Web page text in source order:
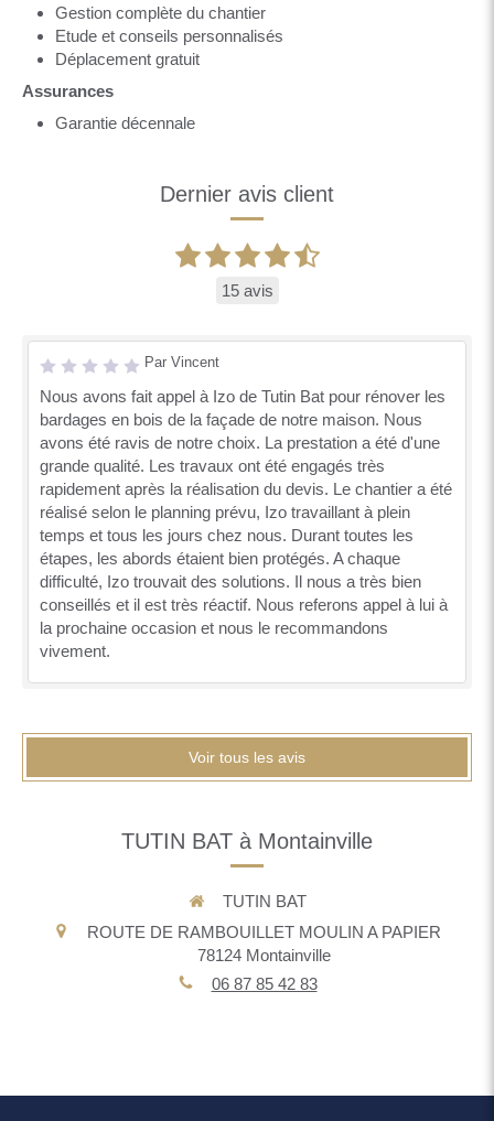
Gestion complète du chantier
Etude et conseils personnalisés
Déplacement gratuit
Assurances
Garantie décennale
Dernier avis client
15 avis
Par Vincent
Nous avons fait appel à Izo de Tutin Bat pour rénover les
bardages en bois de la façade de notre maison. Nous
avons été ravis de notre choix. La prestation a été d'une
grande qualité. Les travaux ont été engagés très
rapidement après la réalisation du devis. Le chantier a été
réalisé selon le planning prévu, Izo travaillant à plein
temps et tous les jours chez nous. Durant toutes les
étapes, les abords étaient bien protégés. A chaque
difficulté, Izo trouvait des solutions. Il nous a très bien
conseillés et il est très réactif. Nous referons appel à lui à
la prochaine occasion et nous le recommandons
vivement.
Voir tous les avis
TUTIN BAT à Montainville
TUTIN BAT
ROUTE DE RAMBOUILLET MOULIN A PAPIER
78124 Montainville
06 87 85 42 83